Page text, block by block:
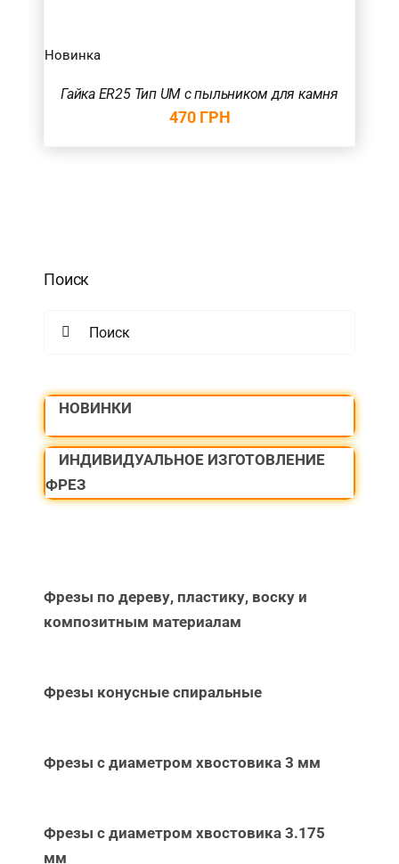
Новинка
Гайка ER25 Тип UM с пыльником для камня
470 ГРН
Поиск
НОВИНКИ
ИНДИВИДУАЛЬНОЕ ИЗГОТОВЛЕНИЕ
ФРЕЗ
Фрезы по дереву, пластику, воску и
композитным материалам
Фрезы конусные спиральные
Фрезы с диаметром хвостовика 3 мм
Фрезы с диаметром хвостовика 3.175
мм